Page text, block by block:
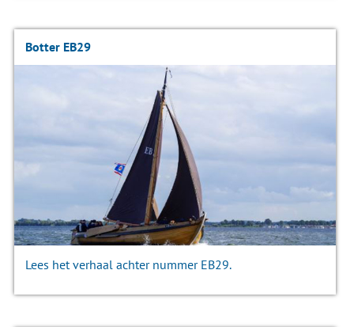
Botter EB29
Lees het verhaal achter nummer EB29.